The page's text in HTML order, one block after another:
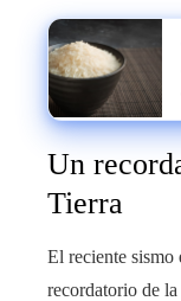
Un
Tierra
El reciente sismo
recordatorio de